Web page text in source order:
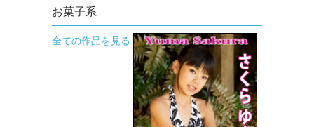
お菓子系
全ての作品を見る